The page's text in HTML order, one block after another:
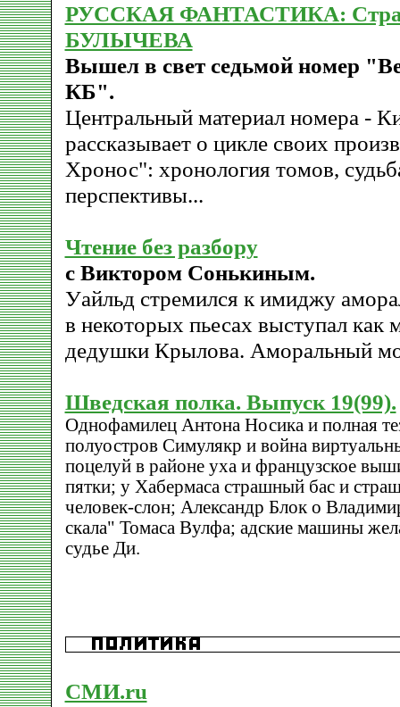
РУССКАЯ ФАНТАСТИКА:
БУЛЫЧЕВА
Вышел в свет седьмой номер
КБ".
Центральный материал номера -
рассказывает о цикле своих
Хронос": хронология томов,
перспективы...
Чтение без разбору
с Виктором Сонькиным.
Уайльд стремился к имиджу
в некоторых пьесах выступал как
дедушки Крылова. Аморальный
Шведская полка. Выпуск 19(99).
Однофамилец Антона Носика и полная
полуостров Симулякр и война
поцелуй в районе уха и французское
пятки; у Хабермаса страшный бас и
человек-слон; Александр Блок о
скала" Томаса Вулфа; адские машины
судье Ди.
СМИ.ru